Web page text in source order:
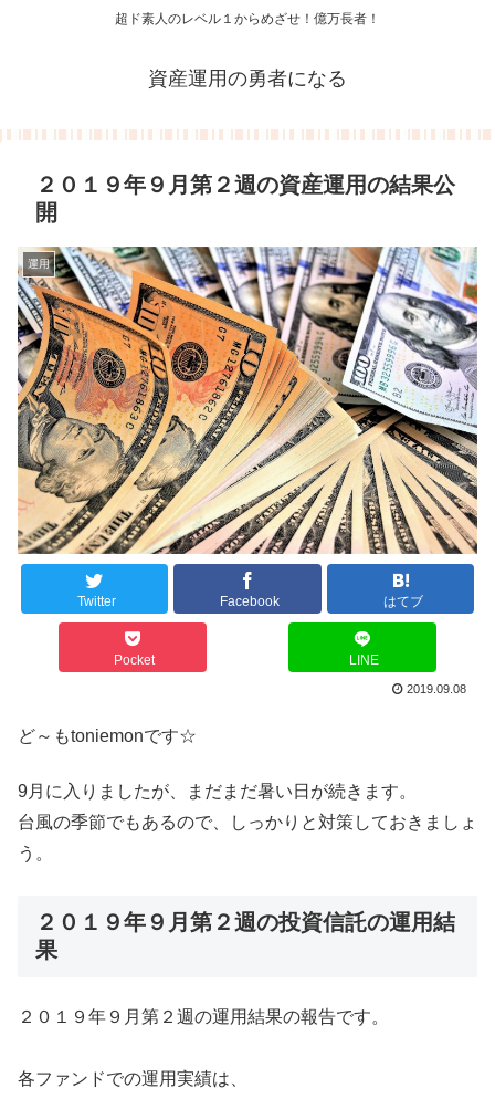
超ド素人のレベル１からめざせ！億万長者！
資産運用の勇者になる
２０１９年９月第２週の資産運用の結果公
開
運用
Twitter Facebook はてブ
Pocket LINE
2019.09.08
ど～もtoniemonです☆
9月に入りましたが、まだまだ暑い日が続きます。
台風の季節でもあるので、しっかりと対策しておきましょ
う。
２０１９年９月第２週の投資信託の運用結
果
２０１９年９月第２週の運用結果の報告です。
各ファンドでの運用実績は、